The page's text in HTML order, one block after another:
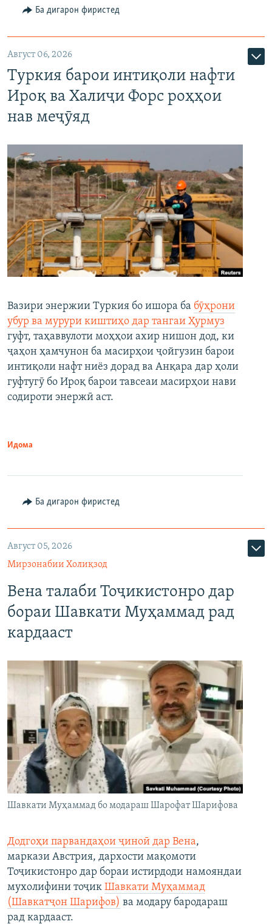
Ба дигарон фиристед
Август 06, 2026
Туркия барои интиқоли нафти
Ироқ ва Халиҷи Форс роҳҳои
нав меҷӯяд
Вазири энержии Туркия бо ишора ба бӯҳрони
убур ва мурури киштиҳо дар тангаи Ҳурмуз
гуфт, таҳаввулоти моҳҳои ахир нишон дод, ки
ҷаҳон ҳамчунон ба масирҳои ҷойгузин барои
интиқоли нафт ниёз дорад ва Анқара дар ҳоли
гуфтугӯ бо Ироқ барои тавсеаи масирҳои нави
содироти энержӣ аст.
Идома
Ба дигарон фиристед
Август 05, 2026
Мирзонабии Холиқзод
Вена талаби Тоҷикистонро дар
бораи Шавкати Муҳаммад рад
кардааст
Шавкати Муҳаммад бо модараш Шарофат Шарифова
Додгоҳи парвандаҳои ҷиноӣ дар Вена,
маркази Австрия, дархости мақомоти
Тоҷикистонро дар бораи истирдоди намояндаи
мухолифини тоҷик Шавкати Муҳаммад
(Шавкатҷон Шарифов) ва модару бародараш
рад кардааст.